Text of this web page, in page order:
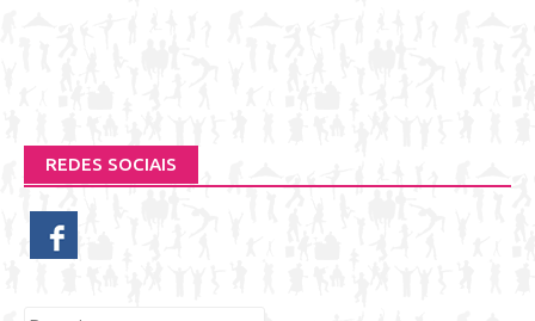
REDES SOCIAIS